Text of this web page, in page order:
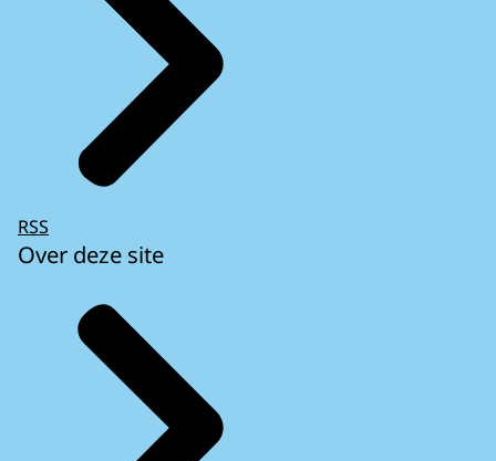
RSS
Over deze site